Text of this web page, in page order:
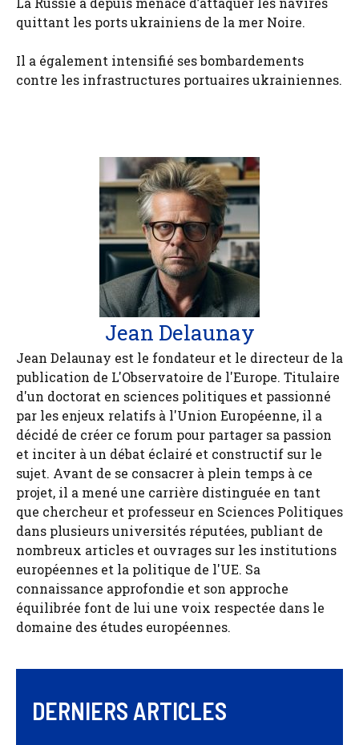
quittant les ports ukrainiens de la mer Noire.
Il a également intensifié ses bombardements
contre les infrastructures portuaires ukrainiennes.
Jean Delaunay
Jean Delaunay est le fondateur et le directeur de la
publication de L'Observatoire de l'Europe. Titulaire
d'un doctorat en sciences politiques et passionné
par les enjeux relatifs à l'Union Européenne, il a
décidé de créer ce forum pour partager sa passion
et inciter à un débat éclairé et constructif sur le
sujet. Avant de se consacrer à plein temps à ce
projet, il a mené une carrière distinguée en tant
que chercheur et professeur en Sciences Politiques
dans plusieurs universités réputées, publiant de
nombreux articles et ouvrages sur les institutions
européennes et la politique de l'UE. Sa
connaissance approfondie et son approche
équilibrée font de lui une voix respectée dans le
domaine des études européennes.
DERNIERS ARTICLES